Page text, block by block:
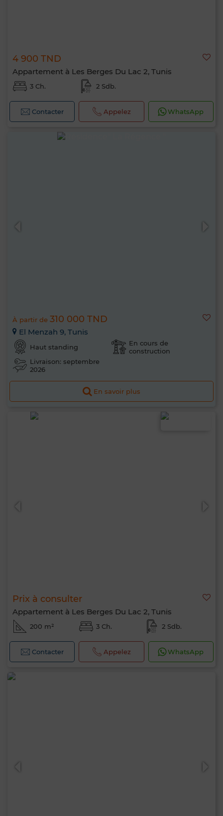
4 900 TND
Appartement à Les Berges Du Lac 2, Tunis
3 Ch. 2 Sdb.
Contacter Appelez WhatsApp
À partir de 310 000 TND
El Menzah 9, Tunis
Haut standing
En cours de
construction
Livraison: septembre
2026
En savoir plus
Prix à consulter
Appartement à Les Berges Du Lac 2, Tunis
200 m² 3 Ch. 2 Sdb.
Contacter Appelez WhatsApp